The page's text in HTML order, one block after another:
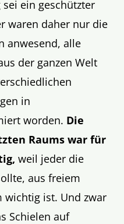
ein geschützter
waren daher nur die
anwesend, alle
der ganzen Welt
in
worden. Die
Raums war für
weil jeder die
aus freiem
wichtig ist. Und zwar
Schielen auf